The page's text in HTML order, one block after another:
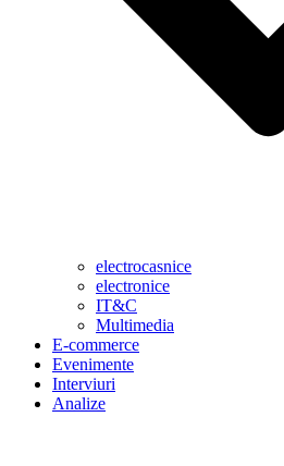
electrocasnice
electronice
IT&C
Multimedia
E-commerce
Evenimente
Interviuri
Analize